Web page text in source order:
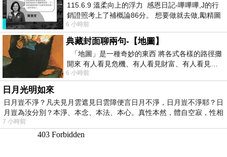
115.6.9 溫柔向上的浮力 感恩日記-嗶嗶嗶,J的行
銷證照考上了補概論86分。 想要做就去做,勵精圖
治大成功,也是表法,堅持和努力
6 小時前
典藏封面聊兩句-【地圖】
「地圖」是一種奇妙的東西 將各式各樣的路徑攤
開來 有人看見危機、有人看見財富、有人看見…
從中可以發掘出不同的
6 小時前
日月光明如來
日月豈不淨？凡夫見月雲遮見日雲障便言日月不淨，日月豈不淨耶？日
月豈為汝分別？本淨、本念、本法、本心。真性本然，體自空寂，性相
7 小時前